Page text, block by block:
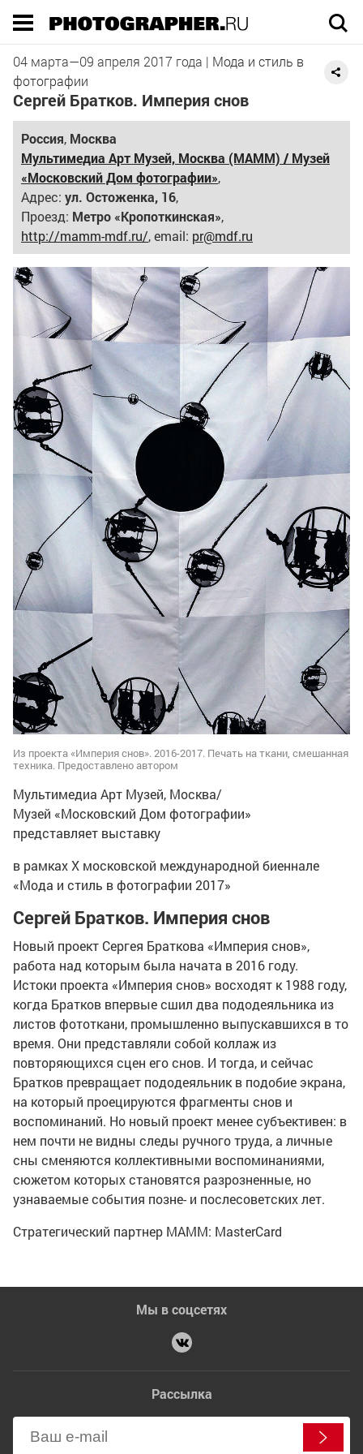
04 марта—09 апреля 2017 года | Мода и стиль в
фотографии
Сергей Братков. Империя снов
Россия, Москва
Мультимедиа Арт Музей, Москва (МАММ) / Музей
«Московский Дом фотографии»,
Адрес: ул. Остоженка, 16,
Проезд: Метро «Кропоткинская»,
http://mamm-mdf.ru/, email: pr@mdf.ru
Из проекта «Империя снов». 2016-2017. Печать на ткани, смешанная
техника. Предоставлено автором
Мультимедиа Арт Музей, Москва/
Музей «Московский Дом фотографии»
представляет выставку
в рамках Х московской международной биеннале
«Мода и стиль в фотографии 2017»
Сергей Братков. Империя снов
Новый проект Сергея Браткова «Империя снов»,
работа над которым была начата в 2016 году.
Истоки проекта «Империя снов» восходят к 1988 году,
когда Братков впервые сшил два пододеяльника из
листов фототкани, промышленно выпускавшихся в то
время. Они представляли собой коллаж из
повторяющихся сцен его снов. И тогда, и сейчас
Братков превращает пододеяльник в подобие экрана,
на который проецируются фрагменты снов и
воспоминаний. Но новый проект менее субъективен: в
нем почти не видны следы ручного труда, а личные
сны сменяются коллективными воспоминаниями,
сюжетом которых становятся разрозненные, но
узнаваемые события позне- и послесоветских лет.
Стратегический партнер МАММ: MasterCard
Мы в соцсетях
Рассылка